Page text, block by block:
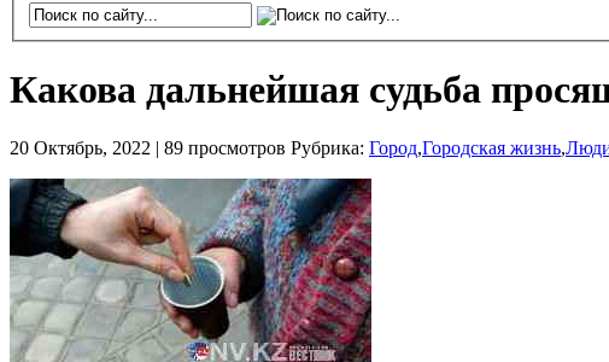
Какова дальнейшая судьба
20 Октябрь, 2022 | 89 просмотров Рубрика: Город,Городская жизнь,